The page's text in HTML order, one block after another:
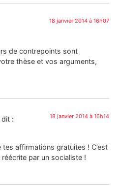
18 janvier 2014 à 16h07
de contrepoints sont
thèse et vos arguments,
dit : 18 janvier 2014 à 16h14
tes affirmations gratuites ! C’est
par un socialiste !